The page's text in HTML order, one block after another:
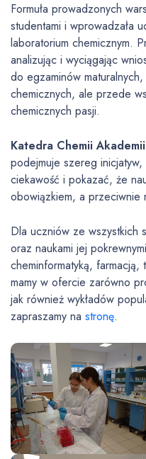
Formuła prowadzonych
studentami i wprowadzała
laboratorium chemicznym.
analizując i wyciągając
do egzaminów
chemicznych, ale przede
chemicznych pasji.
Katedra Chemii
podejmuje szereg
ciekawość i pokazać, że
obowiązkiem, a przeciwnie
Dla uczniów ze wszystkich
oraz naukami jej
cheminformatyką,
mamy w ofercie zarówno
jak również wykładów
zapraszamy na stronę.